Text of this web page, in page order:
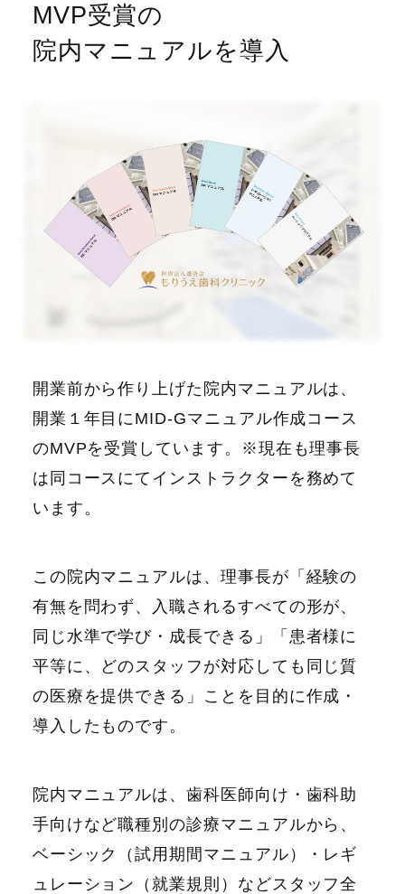
MVP受賞の
院内マニュアルを導入
開業前から作り上げた院内マニュアルは、
開業１年目にMID-Gマニュアル作成コース
のMVPを受賞しています。※現在も理事長
は同コースにてインストラクターを務めて
います。
この院内マニュアルは、理事長が「経験の
有無を問わず、入職されるすべての形が、
同じ水準で学び・成長できる」「患者様に
平等に、どのスタッフが対応しても同じ質
の医療を提供できる」ことを目的に作成・
導入したものです。
院内マニュアルは、歯科医師向け・歯科助
手向けなど職種別の診療マニュアルから、
ベーシック（試用期間マニュアル）・レギ
ュレーション（就業規則）などスタッフ全